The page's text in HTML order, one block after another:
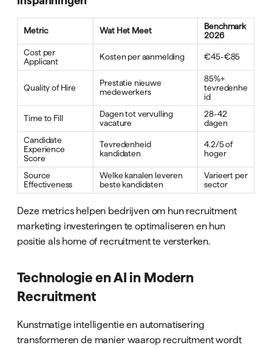
Metric Wat Het Meet
Benchmark
2026
Cost per
Applicant
Kosten per aanmelding €45-€85
Quality of Hire
Prestatie nieuwe
medewerkers
85%+
tevredenhe
id
Time to Fill
Dagen tot vervulling
vacature
28-42
dagen
Candidate
Experience
Score
Tevredenheid
kandidaten
4.2/5 of
hoger
Source
Effectiveness
Welke kanalen leveren
beste kandidaten
Varieert per
sector
Deze metrics helpen bedrijven om hun recruitment
marketing investeringen te optimaliseren en hun
positie als home of recruitment te versterken.
Technologie en AI in Modern
Recruitment
Kunstmatige intelligentie en automatisering
transformeren de manier waarop recruitment wordt